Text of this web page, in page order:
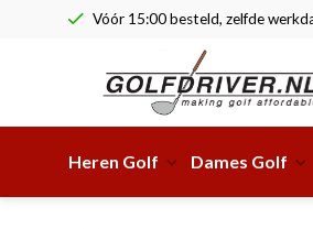
Vóór 15:00 besteld, zelfde
Heren Golf Dames Golf